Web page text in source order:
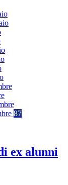
87
ex alunni